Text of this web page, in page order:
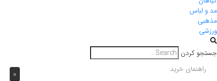
مد و لباس
مذهبی
ورزشی
جستجو کردن
0 راهنمای خرید